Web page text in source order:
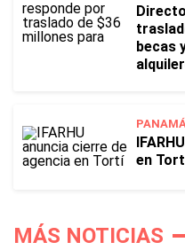
becas
en
MÁS NOTICIAS